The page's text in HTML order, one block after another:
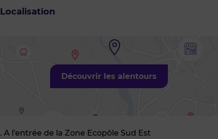
Localisation
Découvrir les alentours
. A l'entrée de la Zone Ecopôle Sud Est